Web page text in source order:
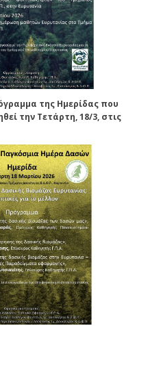
της Ημερίδας που
την Τετάρτη, 18/3, στις